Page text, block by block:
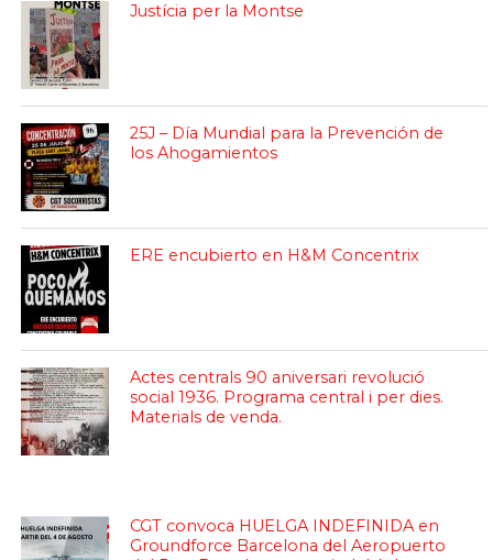
Justícia per la Montse
25J – Día Mundial para la Prevención de
los Ahogamientos
ERE encubierto en H&M Concentrix
Actes centrals 90 aniversari revolució
social 1936. Programa central i per dies.
Materials de venda.
CGT convoca HUELGA INDEFINIDA en
Groundforce Barcelona del Aeropuerto